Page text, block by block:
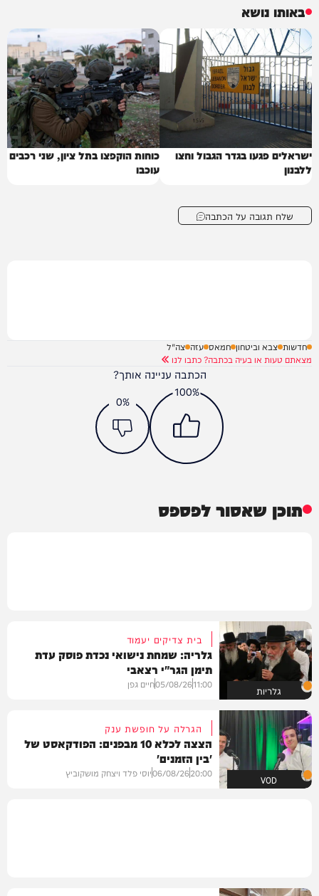
באותו נושא
ישראלים פגעו בגדר הגבול וחצו
ללבנון
כוחות הוקפצו בתל ציון, שני רכבים
עוכבו
שלח תגובה על הכתבה
חדשות צבא וביטחון חמאס עזה צה"ל
מצאתם טעות או בעיה בכתבה? כתבו לנו
הכתבה עניינה אותך?
100%
0%
תוכן שאסור לפספס
גלריות
בית צדיקים יעמוד
גלריה: שמחת נישואי נכדת פוסק עדת
תימן הגר"י רצאבי
11:00
05/08/26חיים גפן
VOD
הגרלה על חופשת ענק
הצצה לכלא 10 מבפנים: הפודקאסט של
'בין הזמנים'
20:00
06/08/26יוסי פלד ויצחק מושקוביץ